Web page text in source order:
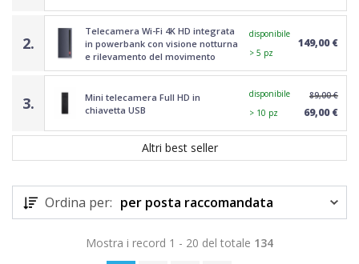
2.
Telecamera Wi-Fi 4K HD integrata
in powerbank con visione notturna
e rilevamento del movimento
disponibile
> 5 pz
149,00 €
3.
Mini telecamera Full HD in
chiavetta USB
disponibile
> 10 pz
89,00 €
69,00 €
Altri best seller
Ordina per: per posta raccomandata
Mostra i record 1 - 20 del totale 134